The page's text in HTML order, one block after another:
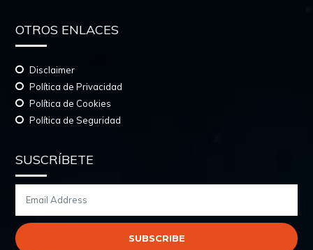
OTROS ENLACES
Disclaimer
Política de Privacidad
Política de Cookies
Política de Seguridad
SUSCRÍBETE